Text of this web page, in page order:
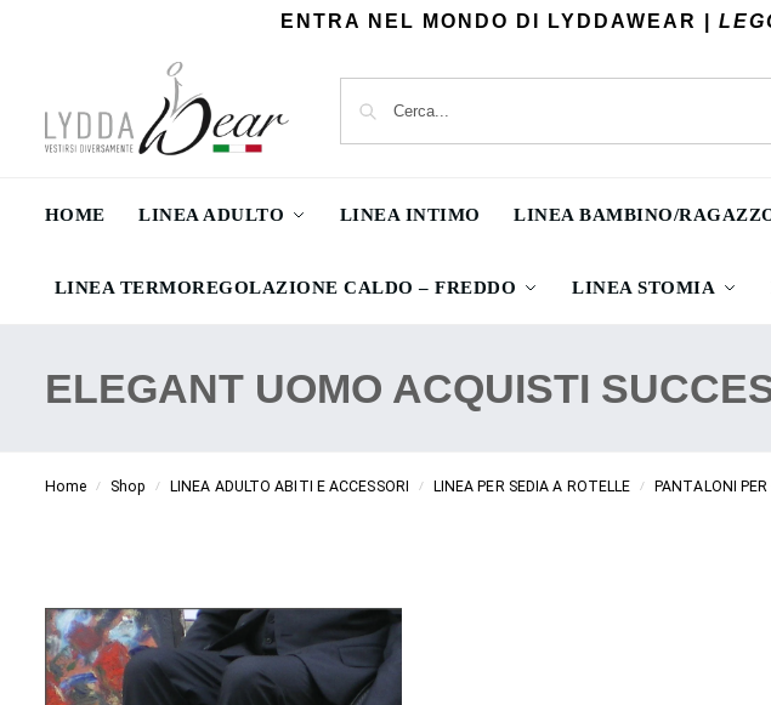
ENTRA NEL MONDO DI LYDDAWEAR |
HOME LINEA ADULTO LINEA INTIMO LINEA BAMBINO/
LINEA TERMOREGOLAZIONE CALDO – FREDDO LINEA STOMIA
ELEGANT UOMO ACQUISTI
Home / Shop / LINEA ADULTO ABITI E ACCESSORI / LINEA PER SEDIA A ROTELLE / PANTALONI